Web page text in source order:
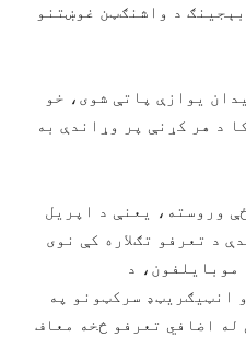
د واشنګټن غوښتنو
يوازې پاتې شوی، خو
د هر کړنې پر وړاندې به
وروسته، یعنې د اپريل
د تعرفو تګلاره کې نوی
موبایلفون، د
انټيګریټډ سرکټونو په
اضافي تعرفو څخه معاف